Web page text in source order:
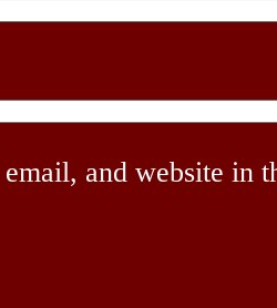
email, and website in